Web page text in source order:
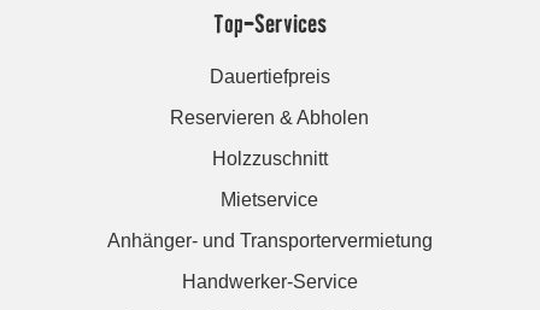
Top-Services
Dauertiefpreis
Reservieren & Abholen
Holzzuschnitt
Mietservice
Anhänger- und Transportervermietung
Handwerker-Service